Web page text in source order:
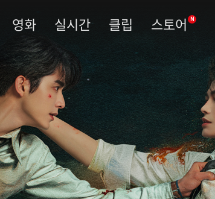
영화 실시간 클립 스토어 N